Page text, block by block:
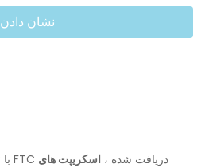
نشان دادن
با تایید رسمی مورد انتظار توسط FTC دریافت شده ، اسکریپت های